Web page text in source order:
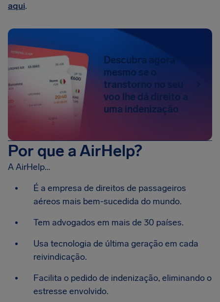
aqui.
Descubra agora
mesmo se o
transtorno no seu
voo lhe dá direito a
uma indenização
Por que a AirHelp?
A AirHelp…
É a empresa de direitos de passageiros
aéreos mais bem-sucedida do mundo.
Tem advogados em mais de 30 países.
Usa tecnologia de última geração em cada
reivindicação.
Facilita o pedido de indenização, eliminando o
estresse envolvido.